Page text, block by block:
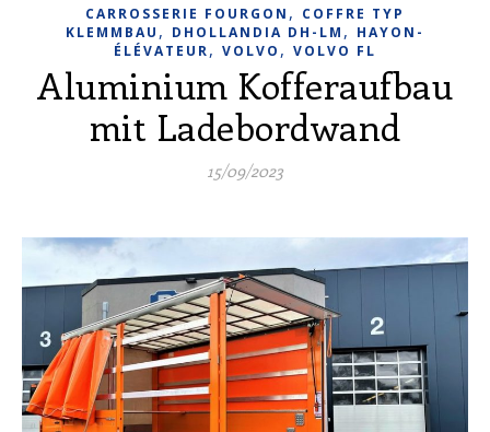
CARROSSERIE FOURGON , COFFRE TYP
KLEMMBAU , DHOLLANDIA DH-LM , HAYON-
ÉLÉVATEUR, VOLVO , VOLVO FL
Aluminium Kofferaufbau
mit Ladebordwand
15/09/2023